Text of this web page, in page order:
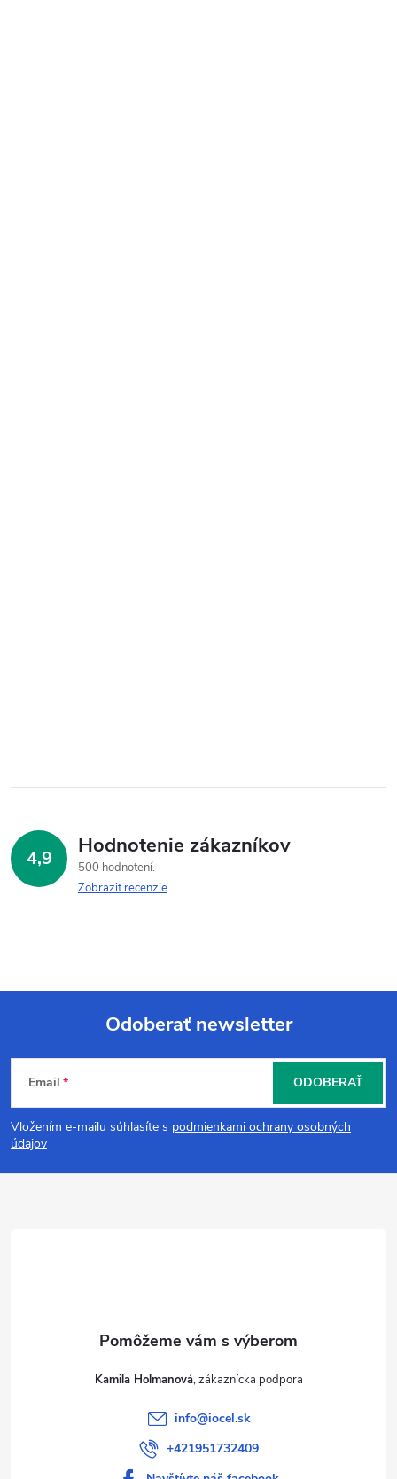
4,9 Hodnotenie zákazníkov
500 hodnotení
Zobraziť recenzie
Z
á
p
Odoberať newsletter
Email
Vložením e-mailu súhlasíte s podmienkami ochrany osobných
údajov
ODOBERAŤ
Kamila Holmanová
info@iocel.sk
+421951732409